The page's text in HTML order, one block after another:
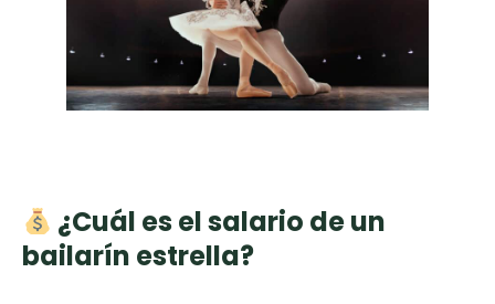
¿Cuál es el salario de un
bailarín estrella?